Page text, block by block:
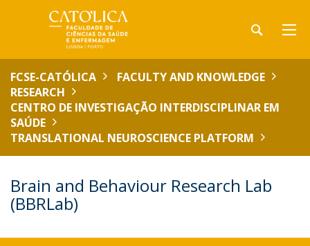
FCSE-CATÓLICA
FACULTY AND KNOWLEDGE
RESEARCH
CENTRO DE INVESTIGAÇÃO INTERDISCIPLINAR EM
SAÚDE
TRANSLATIONAL NEUROSCIENCE PLATFORM
Brain and Behaviour Research Lab
(BBRLab)